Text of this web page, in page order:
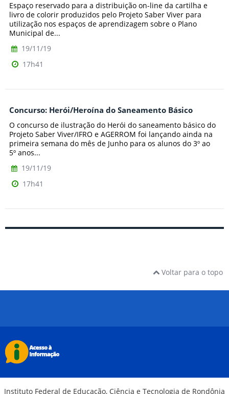
Espaço reservado para a distribuição on-line da cartilha e
livro de colorir produzidos pelo Projeto Saber Viver para
utilização nos espaços de aprendizagem sobre o Plano
Municipal de...
19/11/19
17h41
Concurso: Herói/Heroína do Saneamento Básico
O concurso de ilustração do Herói do saneamento básico do
Projeto Saber Viver/IFRO e AGERROM foi lançando ainda na
primeira semana do mês de Junho para os alunos do 3º ao
5º anos...
19/11/19
17h41
Voltar para o topo
Instituto Federal de Educação, Ciência e Tecnologia de Rondônia